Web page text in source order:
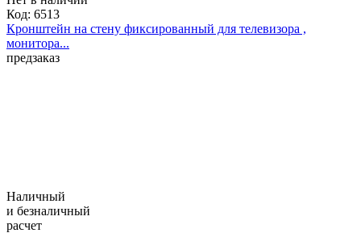
Код: 6513
Кронштейн на стену фиксированный для телевизора ,
монитора...
предзаказ
Наличный
и безналичный
расчет